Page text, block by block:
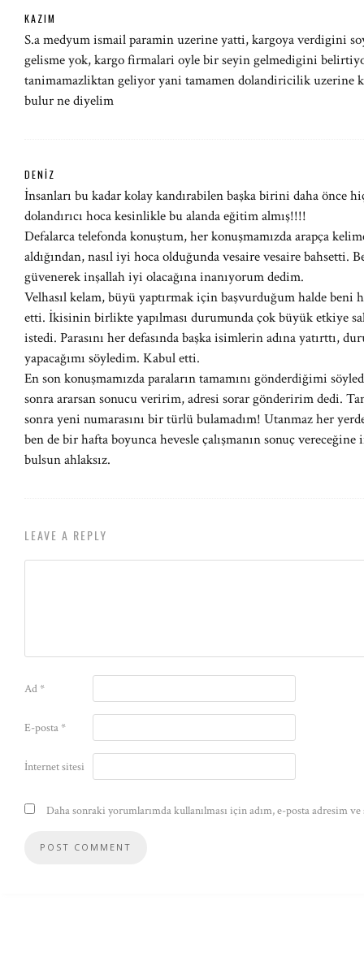
KAZIM
S.a medyum ismail paramin uzerine yatti, kargoya verdigini
gelisme yok, kargo firmalari oyle bir seyin gelmedigini
tanimamazliktan geliyor yani tamamen dolandiricilik uzerine
bulur ne diyelim
DENIZ
İnsanları bu kadar kolay kandırabilen başka birini daha önce
dolandırıcı hoca kesinlikle bu alanda eğitim almış!!!!
Defalarca telefonda konuştum, her konuşmamızda arapça
aldığından, nasıl iyi hoca olduğunda vesaire vesaire bahsetti.
güvenerek inşallah iyi olacağına inanıyorum dedim.
Velhasıl kelam, büyü yaptırmak için başvurduğum halde beni
etti. İkisinin birlikte yapılması durumunda çok büyük etkiye
istedi. Parasını her defasında başka isimlerin adına yatırttı,
yapacağımı söyledim. Kabul etti.
En son konuşmamızda paraların tamamını gönderdiğimi
sonra ararsan sonucu veririm, adresi sorar gönderirim dedi.
sonra yeni numarasını bir türlü bulamadım! Utanmaz her
ben de bir hafta boyunca hevesle çalışmanın sonuç
bulsun ahlaksız.
LEAVE A REPLY
Ad*
E-posta*
İnternet sitesi
Daha sonraki yorumlarımda kullanılması için adım, e-posta adresim